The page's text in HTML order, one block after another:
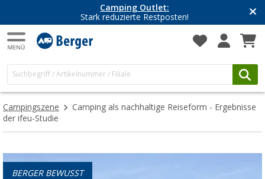
Camping Outlet:
Stark reduzierte Restposten!
Campingszene
Camping als nachhaltige Reiseform - Ergebnisse
der ifeu-Studie
BERGER BEWUSST